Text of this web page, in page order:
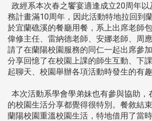
政經系本次春之饗宴適逢成立20周年以
務計畫滿10周年，因此活動特地拉回到
於宜蘭礁溪的餐廳用餐，系上出席老師
偉修主任、雷納德老師、安娜老師、周
請了在蘭陽校園服務的同仁一起出席參
分享回憶了在校園上課的師生互動、下
起聊天、校園舉辦各項活動時發生的有趣
本次活動系學會學弟妹也有參與協助，
的校園生活分享都覺得很特別。餐敘結
蘭陽校園重溫校園生活，特地借用了當